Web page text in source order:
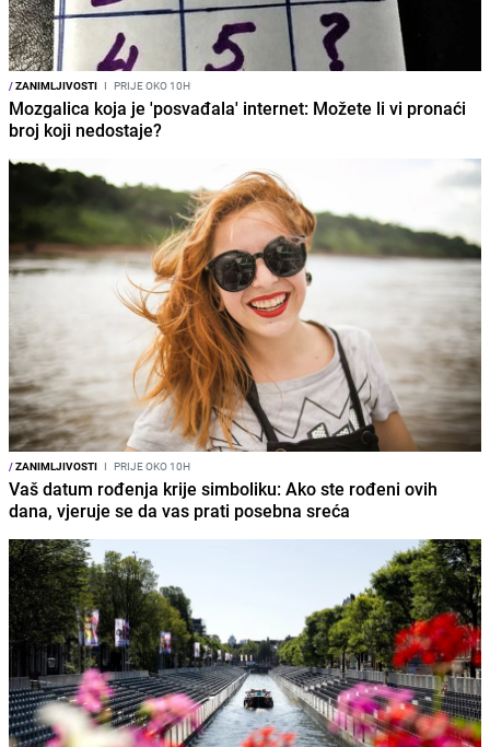
/ZANIMLJIVOSTI I PRIJE OKO 10H
Mozgalica koja je 'posvađala' internet: Možete li vi pronaći
broj koji nedostaje?
/ZANIMLJIVOSTI I PRIJE OKO 10H
Vaš datum rođenja krije simboliku: Ako ste rođeni ovih
dana, vjeruje se da vas prati posebna sreća